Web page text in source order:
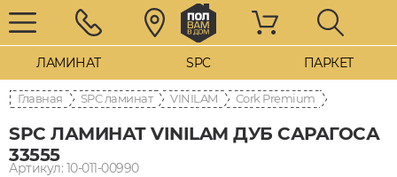
ЛАМИНАТ SPC ПАРКЕТ
Главная SPC ламинат VINILAM Cork Premium
SPC ЛАМИНАТ VINILAM ДУБ САРАГОСА
33555
Артикул: 10-011-00990